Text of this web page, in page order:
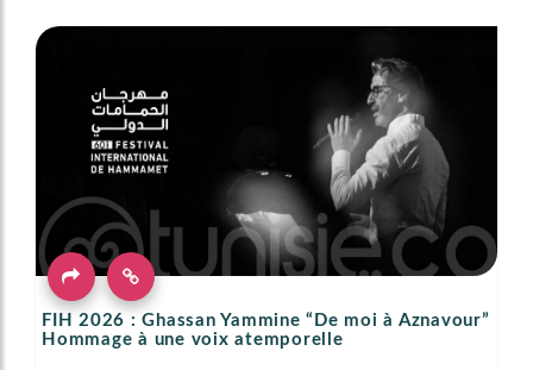
FIH 2026 : Ghassan Yammine “De moi à Aznavour”
Hommage à une voix atemporelle